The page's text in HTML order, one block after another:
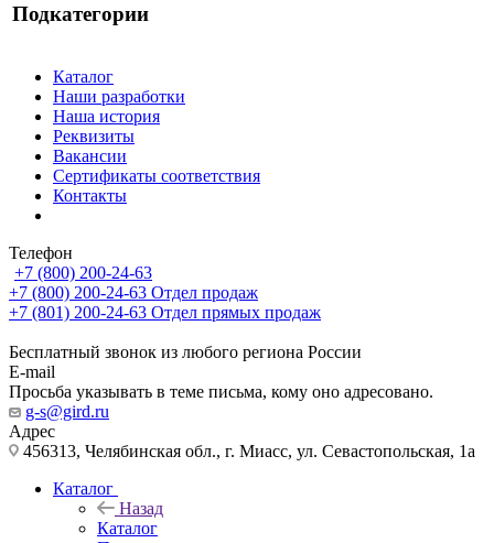
Подкатегории
Каталог
Наши разработки
Наша история
Реквизиты
Вакансии
Сертификаты соответствия
Контакты
Телефон
+7 (800) 200-24-63
+7 (800) 200-24-63 Отдел продаж
+7 (801) 200-24-63 Отдел прямых продаж
Бесплатный звонок из любого региона России
E-mail
Просьба указывать в теме письма, кому оно адресовано.
g-s@gird.ru
Адрес
456313, Челябинская обл., г. Миасс, ул. Севастопольская, 1а
Каталог
Назад
Каталог